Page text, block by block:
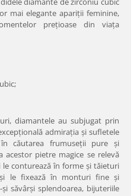
mai elegante apariţii feminine,
preţioase din viaţa
diamantele au subjugat prin
admiraţia şi sufletele
căutarea frumuseţii pure şi
acestor pietre magice se relevă
conturează în forme şi tăieturi
le fixează în monturi fine şi
săvârşi splendoarea, bijuteriile